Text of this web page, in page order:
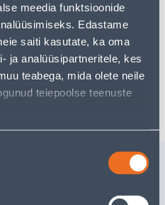
meedia funktsioonide
Edastame
saiti kasutate, ka oma
ja analüüsipartneritele, kes
teabega, mida olete neile
teiepoolse teenuste
, kaks trukk-kinnitusega
all